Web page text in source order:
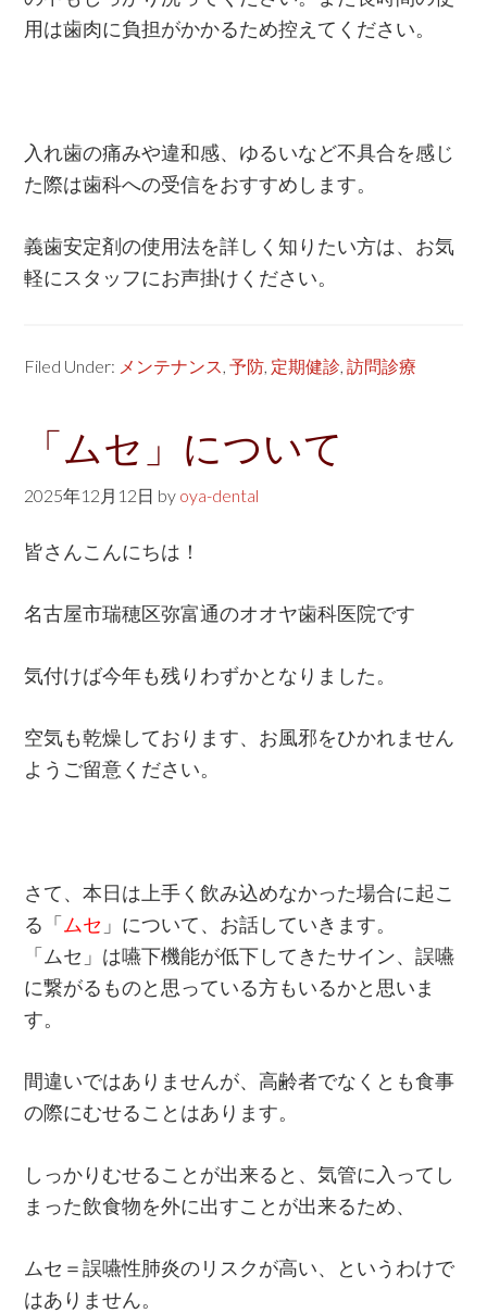
用は歯肉に負担がかかるため控えてください。
入れ歯の痛みや違和感、ゆるいなど不具合を感じ
た際は歯科への受信をおすすめします。
義歯安定剤の使用法を詳しく知りたい方は、お気
軽にスタッフにお声掛けください。
Filed Under: メンテナンス,予防, 定期健診,訪問診療
「ムセ」について
2025年12月12日 by oya-dental
皆さんこんにちは！
名古屋市瑞穂区弥富通のオオヤ歯科医院です
気付けば今年も残りわずかとなりました。
空気も乾燥しております、お風邪をひかれません
ようご留意ください。
さて、本日は上手く飲み込めなかった場合に起こ
る「ムセ 」について、お話していきます。
「ムセ」は嚥下機能が低下してきたサイン、誤嚥
に繋がるものと思っている方もいるかと思いま
す。
間違いではありませんが、高齢者でなくとも食事
の際にむせることはあります。
しっかりむせることが出来ると、気管に入ってし
まった飲食物を外に出すことが出来るため、
ムセ＝誤嚥性肺炎のリスクが高い、というわけで
はありません。